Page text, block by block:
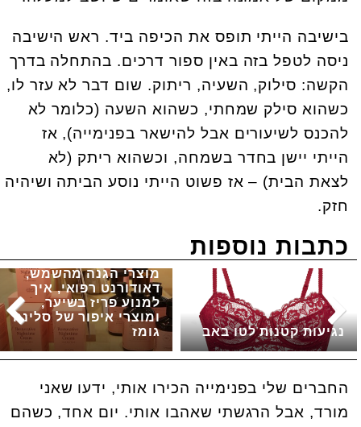
בישיבה הייתי תופס את הכיפה ביד. ראש הישיבה
ניסה לטפל בזה באין ספור דרכים. בהתחלה בדרך
הקשה: סילוק, השעיה, ריתוק. שום דבר לא עזר לו,
כשהוא סילק שמחתי, כשהוא השעה (כלומר לא
להכנס לשיעורים אבל להישאר בפנימייה), אז
הייתי יישן בחדר בשמחה, וכשהוא ריתק (לא
לצאת הבית) – אז פשוט הייתי נוסע הביתה ושיהיה
חזק.
כתבות נוספות
מוצרי הגנה מהשמש,
דאודורנט רפואי, איך
למנוע פריז בשיער,
ומוצרי איפור של סלינה
גומז
נגיעות קטנות לטו באב
החברים שלי בפנימייה הכירו אותי, ידעו שאני
מורד, אבל הרגשתי שאהבו אותי. יום אחד, כשהם